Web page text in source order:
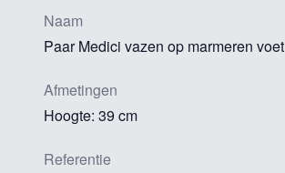
Naam
Paar Medici vazen op marmeren voet
Afmetingen
Hoogte: 39 cm
Referentie